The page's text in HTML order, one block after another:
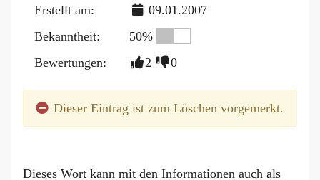
Erstellt am:
09.01.2007
Bekanntheit:
50%
Bewertungen:
2 0
Dieser Eintrag ist zum Löschen vorgemerkt.
Dieses Wort kann mit den Informationen auch als